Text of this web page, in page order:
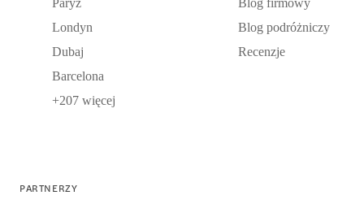
Paryż
Londyn
Dubaj
Barcelona
+207 więcej
Blog firmowy
Blog podróżniczy
Recenzje
PARTNERZY